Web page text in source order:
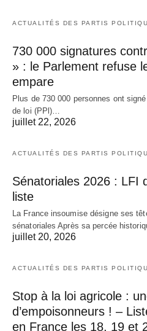
ACTUALITÉS DES PARTIS
730 000 signatures
» : le Parlement refuse
empare
Plus de 730 000 personnes ont
de loi (PPl)…
juillet 22, 2026
ACTUALITÉS DES PARTIS
Sénatoriales 2026 : LFI
liste
La France insoumise désigne ses
sénatoriales Après sa percée
juillet 20, 2026
ACTUALITÉS DES PARTIS
Stop à la loi agricole :
d’empoisonneurs ! –
en France les 18, 19 et